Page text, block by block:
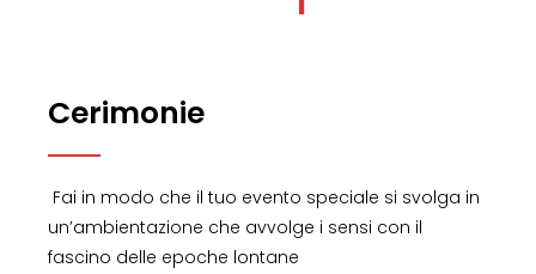
Cerimonie
Fai in modo che il tuo evento speciale si svolga in
un’ambientazione che avvolge i sensi con il
fascino delle epoche lontane